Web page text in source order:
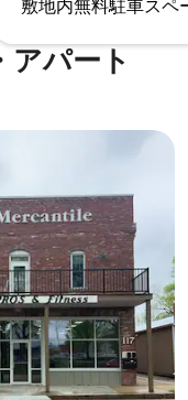
敷地内無料駐⁠車ス⁠ペ⁠
パート
の平均評価